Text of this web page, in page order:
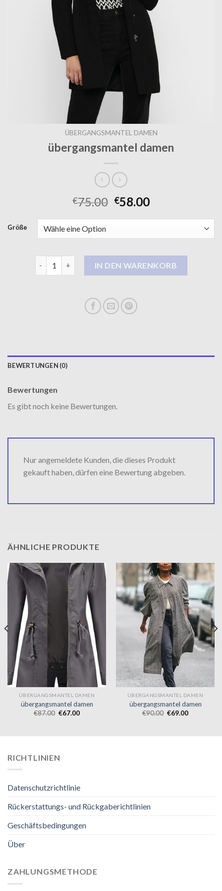
ÜBERGANGSMANTEL DAMEN
übergangsmantel damen
€75.00 €58.00
Größe
IN DEN WARENKORB
BEWERTUNGEN (0)
Bewertungen
Es gibt noch keine Bewertungen.
Nur angemeldete Kunden, die dieses Produkt
gekauft haben, dürfen eine Bewertung abgeben.
ÄHNLICHE PRODUKTE
ÜBERGANGSMANTEL DAMEN
übergangsmantel damen
€87.00 €67.00
ÜBERGANGSMANTEL DAMEN
übergangsmantel damen
€90.00 €69.00
RICHTLINIEN
Datenschutzrichtlinie
Rückerstattungs- und Rückgaberichtlinien
Geschäftsbedingungen
Über
ZAHLUNGSMETHODE